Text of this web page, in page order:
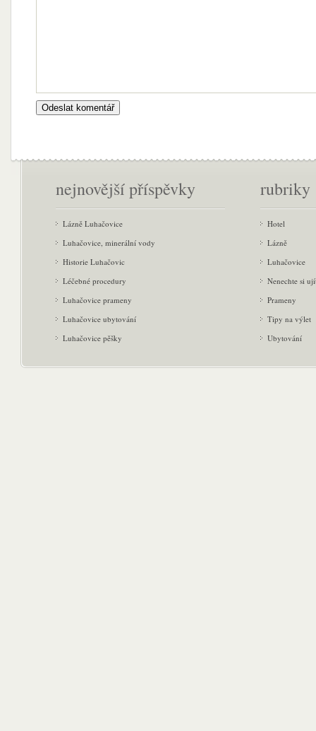
nejnovější příspěvky
Lázně Luhačovice
Luhačovice, minerální vody
Historie Luhačovic
Léčebné procedury
Luhačovice prameny
Luhačovice ubytování
Luhačovice pěšky
rubriky
Hotel
Lázně
Luhačovice
Nenechte si
Prameny
Tipy na výlet
Ubytování